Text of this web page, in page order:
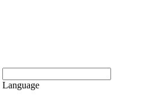
Language